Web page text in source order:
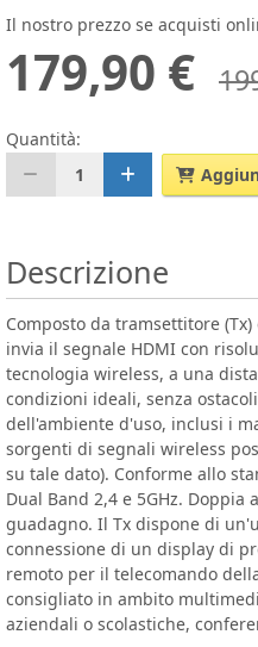
Il nostro prezzo se acquisti
179,90 €
Quantità:
1
Descrizione
Composto da tramsettitore
invia il segnale HDMI con
tecnologia wireless, a una
condizioni ideali, senza
dell'ambiente d'uso, inclusi i
sorgenti di segnali wireless
su tale dato). Conforme allo
Dual Band 2,4 e 5GHz.
guadagno. Il Tx dispone di
connessione di un display di
remoto per il telecomando
consigliato in ambito
aziendali o scolastiche,